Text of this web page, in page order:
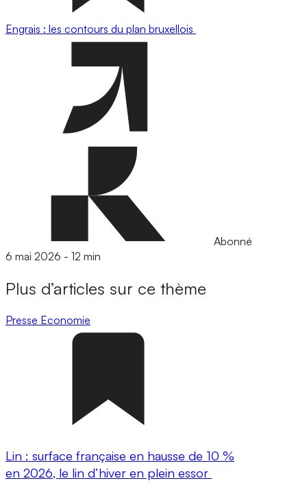
Engrais : les contours du plan bruxellois
Abonné
6 mai 2026 - 12 min
Plus d’articles sur ce thème
Presse Economie
Lin : surface française en hausse de 10 %
en 2026, le lin d’hiver en plein essor